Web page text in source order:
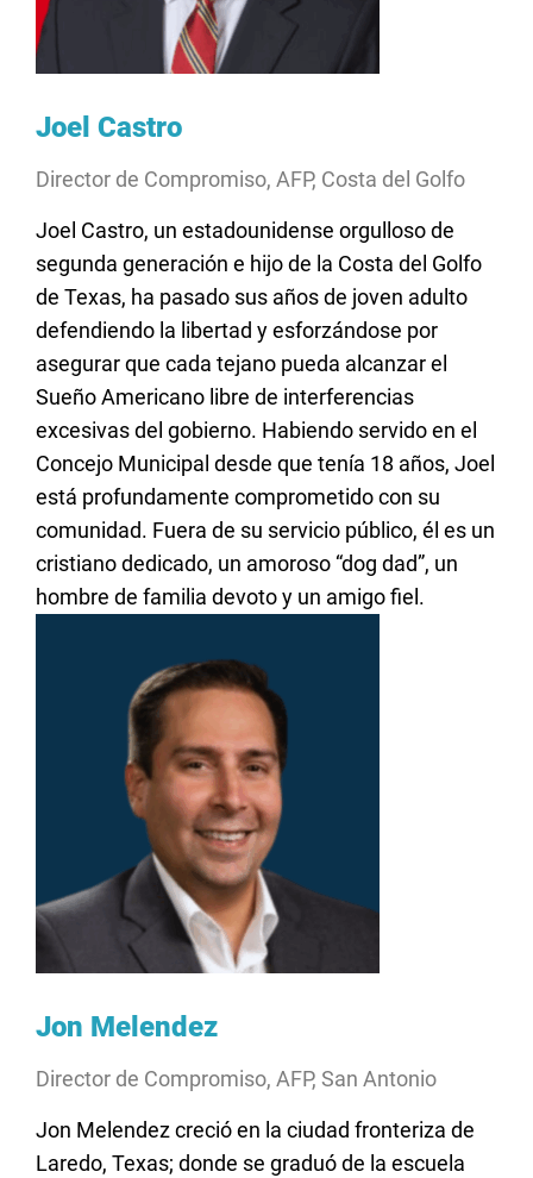
Joel Castro
Director de Compromiso, AFP, Costa del Golfo
Joel Castro, un estadounidense orgulloso de
segunda generación e hijo de la Costa del Golfo
de Texas, ha pasado sus años de joven adulto
defendiendo la libertad y esforzándose por
asegurar que cada tejano pueda alcanzar el
Sueño Americano libre de interferencias
excesivas del gobierno. Habiendo servido en el
Concejo Municipal desde que tenía 18 años, Joel
está profundamente comprometido con su
comunidad. Fuera de su servicio público, él es un
cristiano dedicado, un amoroso “dog dad”, un
hombre de familia devoto y un amigo fiel.
Jon Melendez
Director de Compromiso, AFP, San Antonio
Jon Melendez creció en la ciudad fronteriza de
Laredo, Texas; donde se graduó de la escuela